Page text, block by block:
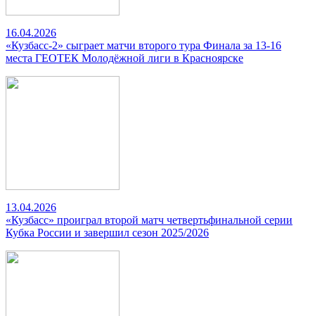
16.04.2026
«Кузбасс-2» сыграет матчи второго тура Финала за 13-16
места ГЕОТЕК Молодёжной лиги в Красноярске
13.04.2026
«Кузбасс» проиграл второй матч четвертьфинальной серии
Кубка России и завершил сезон 2025/2026